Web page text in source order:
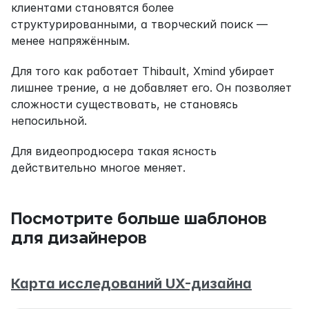
клиентами становятся более
структурированными, а творческий поиск —
менее напряжённым.
Для того как работает Thibault, Xmind убирает
лишнее трение, а не добавляет его. Он позволяет
сложности существовать, не становясь
непосильной.
Для видеопродюсера такая ясность
действительно многое меняет.
Посмотрите больше шаблонов
для дизайнеров
Карта исследований UX-дизайна